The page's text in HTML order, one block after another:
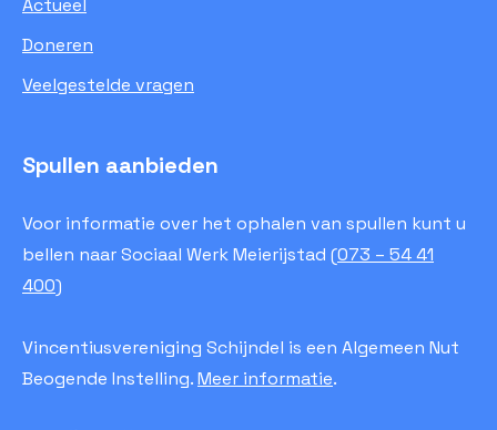
Actueel
Doneren
Veelgestelde vragen
Spullen aanbieden
Voor informatie over het ophalen van spullen kunt u
bellen naar Sociaal Werk Meierijstad (073 – 54 41
400)
Vincentiusvereniging Schijndel is een Algemeen Nut
Beogende Instelling.Meer informatie.